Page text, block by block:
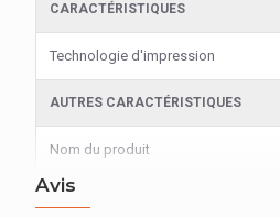
CARACTÉRISTIQUES
Technologie d'impression
AUTRES CARACTÉRISTIQUES
Nom du produit
Avis